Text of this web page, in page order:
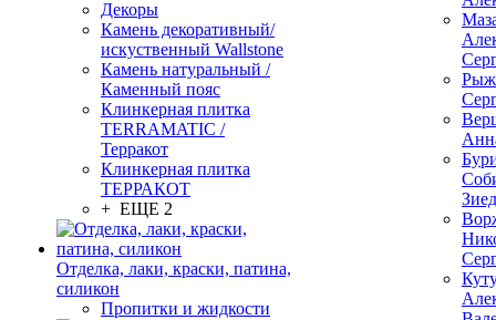
Декоры
Камень декоративный/
искуственный Wallstone
Камень натуральный /
Каменный пояс
Клинкерная плитка
TERRAMATIC /
Терракот
Клинкерная плитка
ТЕРРАКОТ
+ ЕЩЕ 2
Отделка, лаки, краски, патина,
силикон
Пропитки и жидкости